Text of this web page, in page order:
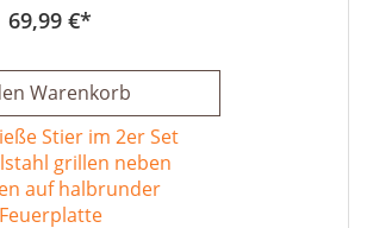
69,99 €
Warenkorb